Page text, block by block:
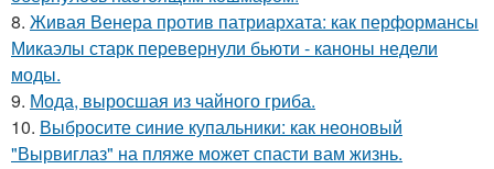
8. Живая Венера против патриархата: как перформансы
Микаэлы старк перевернули бьюти - каноны недели
моды.
9. Мода, выросшая из чайного гриба.
10. Выбросите синие купальники: как неоновый
"Вырвиглаз" на пляже может спасти вам жизнь.